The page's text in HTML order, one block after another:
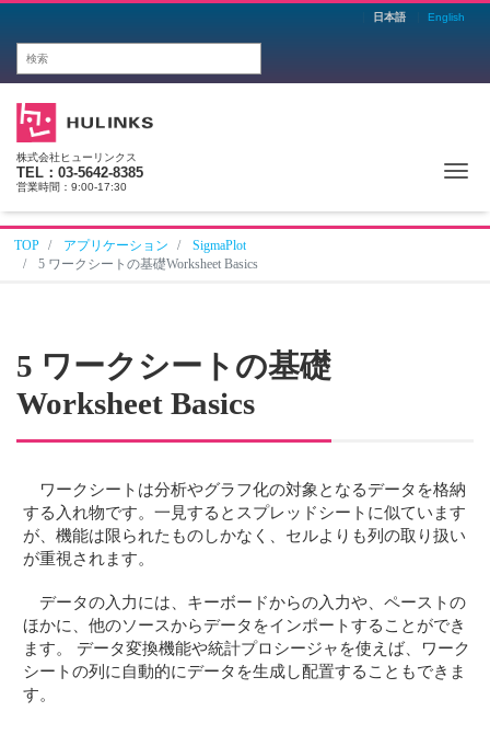
日本語 English
株式会社ヒューリンクス
TEL：03-5642-8385
営業時間：9:00-17:30
TOP アプリケーション
SigmaPlot
5 ワークシートの基礎Worksheet Basics
5 ワークシートの基礎
Worksheet Basics
ワークシートは分析やグラフ化の対象となるデータを格納
する入れ物です。一見するとスプレッドシートに似ています
が、機能は限られたものしかなく、セルよりも列の取り扱い
が重視されます。
データの入力には、キーボードからの入力や、ペーストの
ほかに、他のソースからデータをインポートすることができ
ます。 データ変換機能や統計プロシージャを使えば、ワーク
シートの列に自動的にデータを生成し配置することもできま
す。